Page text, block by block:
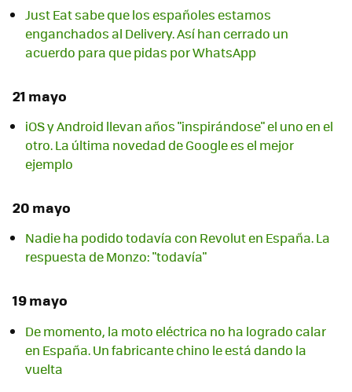
Just Eat sabe que los españoles estamos
enganchados al Delivery. Así han cerrado un
acuerdo para que pidas por WhatsApp
21 mayo
iOS y Android llevan años "inspirándose" el uno en el
otro. La última novedad de Google es el mejor
ejemplo
20 mayo
Nadie ha podido todavía con Revolut en España. La
respuesta de Monzo: "todavía"
19 mayo
De momento, la moto eléctrica no ha logrado calar
en España. Un fabricante chino le está dando la
vuelta